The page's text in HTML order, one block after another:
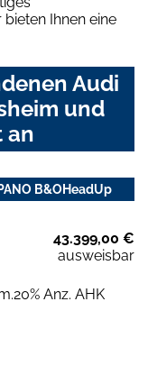
Ihnen eine
Audi
und
an
B&OHeadUp
43.399,00 €
ausweisbar